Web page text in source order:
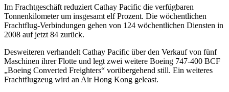
Im Frachtgeschäft reduziert Cathay Pacific die verfügbaren
Tonnenkilometer um insgesamt elf Prozent. Die wöchentlichen
Frachtflug-Verbindungen gehen von 124 wöchentlichen Diensten in
2008 auf jetzt 84 zurück.
Desweiteren verhandelt Cathay Pacific über den Verkauf von fünf
Maschinen ihrer Flotte und legt zwei weitere Boeing 747-400 BCF
„Boeing Converted Freighters“ vorübergehend still. Ein weiteres
Frachtflugzeug wird an Air Hong Kong geleast.